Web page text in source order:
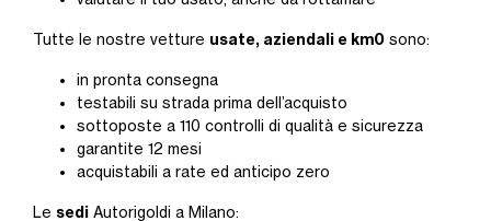
Tutte le nostre vetture usate, aziendali e km0 sono:
in pronta consegna
testabili su strada prima dell’acquisto
sottoposte a 110 controlli di qualità e sicurezza
garantite 12 mesi
acquistabili a rate ed anticipo zero
Le sedi Autorigoldi a Milano: